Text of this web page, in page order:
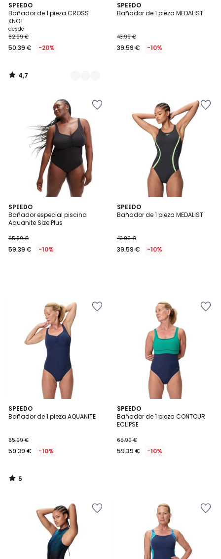
SPEEDO
Bañador de 1 pieza CROSS
KNOT
desde
62.99 €
50.39 € -20%
4,7
/ 5
2
Colores
4,7
/
SPEEDO
Bañador de 1 pieza MEDALIST
43.99 €
39.59 € -10%
SPEEDO
Bañador especial piscina
Aquanite Size Plus
65.99 €
59.39 € -10%
SPEEDO
Bañador de 1 pieza MEDALIST
43.99 €
39.59 € -10%
SPEEDO
Bañador de 1 pieza AQUANITE
65.99 €
59.39 € -10%
5
/
5
/
SPEEDO
Bañador de 1 pieza CONTOUR
ECLIPSE
65.99 €
59.39 € -10%